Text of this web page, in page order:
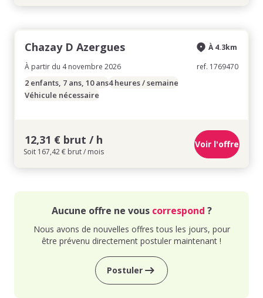
Chazay D Azergues
À partir du 4 novembre 2026
À 4.3km
ref. 1769470
2 enfants, 7 ans, 10 ans4 heures / semaine
Véhicule nécessaire
12,31 € brut / h
Soit 167,42 € brut / mois
Voir l'offre
Aucune offre ne vous correspond ?
Nous avons de nouvelles offres tous les jours, pour
être prévenu directement postuler maintenant !
Postuler